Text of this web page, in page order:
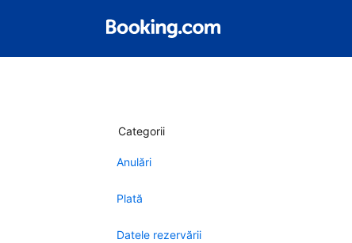
Categorii
Anulări
Plată
Datele rezervării